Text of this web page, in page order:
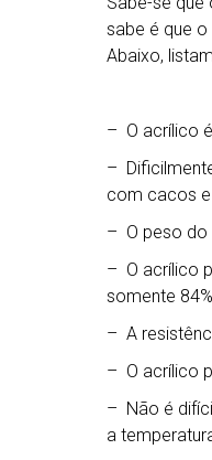
sabe é que o
Abaixo,
– O acrílico
–
com cacos
– O peso do
– O acrílico
somente
– A
– O acrílico
– Não é
a